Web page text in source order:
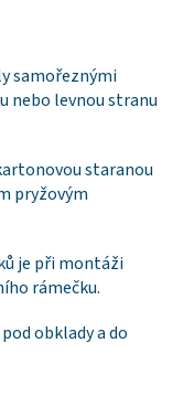
samořeznými
nebo levnou stranu
staranou
pryžovým
je při montáži
rámečku.
obklady a do